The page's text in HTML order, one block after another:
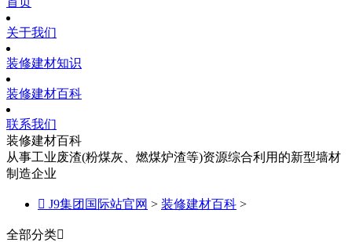
关于我们
装修建材知识
装修建材百科
联系我们
装修建材百科
从事工业废渣(粉煤灰、燃煤炉渣等)资源综合利用的新型墙材
制造企业
 J9集团国际站官网 > 装修建材百科 >
全部分类